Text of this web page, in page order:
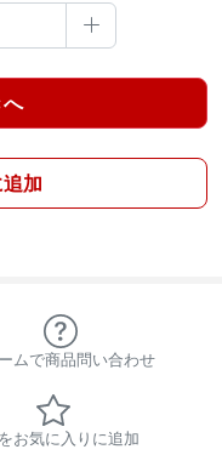

加
ムで商品問い合わせ
お気に入りに追加